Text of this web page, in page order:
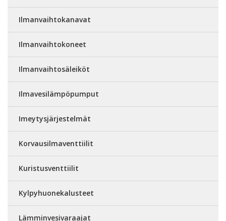
Ilmanvaihtokanavat
Ilmanvaihtokoneet
Ilmanvaihtosäleiköt
Ilmavesilämpöpumput
Imeytysjärjestelmät
Korvausilmaventtiilit
Kuristusventtiilit
Kylpyhuonekalusteet
Lämminvesivaraajat